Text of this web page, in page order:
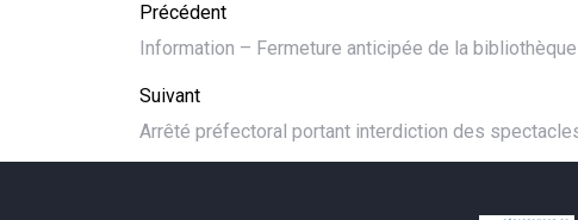
Précédent
Information – Fermeture anticipée de la bibliothèque
Suivant
Arrêté préfectoral portant interdiction des